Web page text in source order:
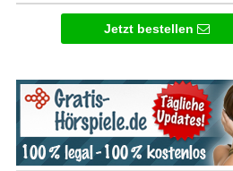
Jetzt bestellen